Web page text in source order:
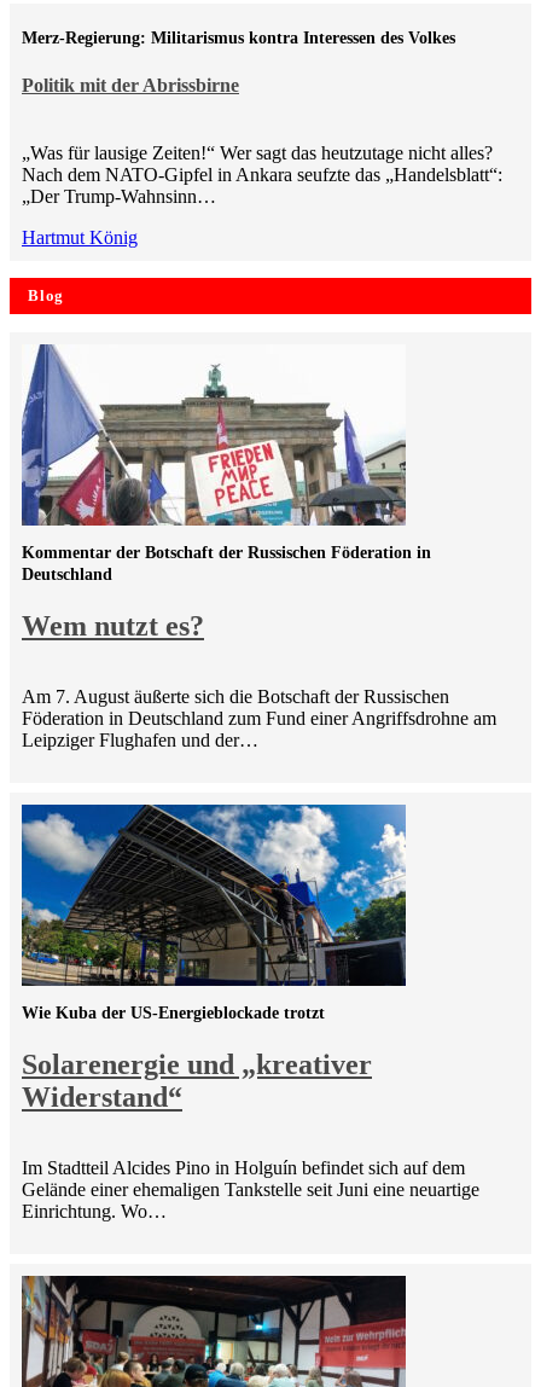
Politik mit der Abrissbirne
Merz-Regierung: Militarismus kontra Inte­ressen des Volkes
„Was für lausige Zeiten!“ Wer sagt das heutzutage nicht alles?
Nach dem NATO-Gipfel in Ankara seufzte das „Handelsblatt“:
„Der Trump-Wahnsinn…
Hartmut König
Blog
Wem nutzt es?
Kommentar der Botschaft der Russischen Föderation in
Deutschland
Am 7. August äußerte sich die Botschaft der Russischen
Föderation in Deutschland zum Fund einer Angriffsdrohne am
Leipziger Flughafen und der…
Solarenergie und „kreativer
Widerstand“
Wie Kuba der US-Energieblockade trotzt
Im Stadtteil Alcides Pino in Holguín befindet sich auf dem
Gelände einer ehemaligen Tankstelle seit Juni eine neuartige
Einrichtung. Wo…